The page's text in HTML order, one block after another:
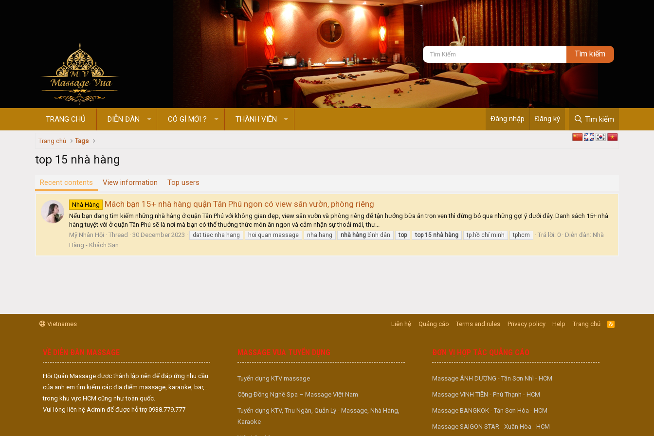
TRANG CHỦ DIỄN ĐÀN CÓ GÌ MỚI ? THÀNH VIÊN Đăng nhập Đăng ký Tìm kiếm
Trang chủ Tags
top 15 nhà hàng
Recent contents View information Top users
Nhà Hàng Mách bạn 15+ nhà hàng quận Tân Phú ngon có view sân vườn, phòng riêng
Nếu bạn đang tìm kiếm những nhà hàng ở quận Tân Phú với không gian đẹp, view sân vườn và phòng riêng để tận hưởng bữa ăn trọn vẹn thì đừng bỏ qua những gợi ý dưới đây. Danh sách 15+ nhà
hàng tuyệt vời ở quận Tân Phú sẽ là nơi mà bạn có thể thưởng thức món ăn ngon và cảm nhận sự thoải mái, thư...
Mỹ Nhân Hội
Thread 30 December 2023 dat tiec nha hang hoi quan massage nha hang nhà hàng bình dân top top 15 nhà hàng tp.hồ chí minh tphcm Trả lời: 0 Diễn đàn: Nhà
Hàng - Khách Sạn
Vietnames Liên hệ Quảng cáo Terms and rules Privacy policy Help Trang chủ
R
S
VỀ DIỄN ĐÀN MASSAGE
Hội Quán Massage được thành lập nên để đáp ứng nhu cầu
của anh em tìm kiếm các địa điểm massage, karaoke, bar,...
trong khu vực HCM cũng như toàn quốc.
Vui lòng liên hệ Admin để được hỗ trợ 0938.779.777
MASSAGE VUA TUYỂN DỤNG
Tuyển dụng KTV massage
Cộng Đồng Nghề Spa – Massage Việt Nam
Tuyển dụng KTV, Thu Ngân, Quản Lý - Massage, Nhà Hàng,
Karaoke
ĐƠN VỊ HỢP TÁC QUẢNG CÁO
Massage ÁNH DƯƠNG - Tân Sơn Nhì - HCM
Massage VINH TIÊN - Phú Thạnh - HCM
Massage BANGKOK - Tân Sơn Hòa - HCM
Massage SAIGON STAR - Xuân Hòa - HCM